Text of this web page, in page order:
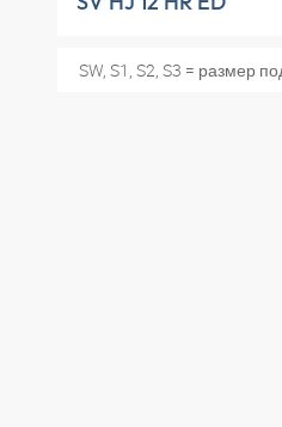
SW, S1, S2, S3 = размер